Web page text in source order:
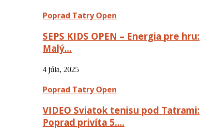
Poprad Tatry Open
SEPS KIDS OPEN – Energia pre hru:
Malý…
4 júla, 2025
Poprad Tatry Open
VIDEO Sviatok tenisu pod Tatrami:
Poprad privíta 5….